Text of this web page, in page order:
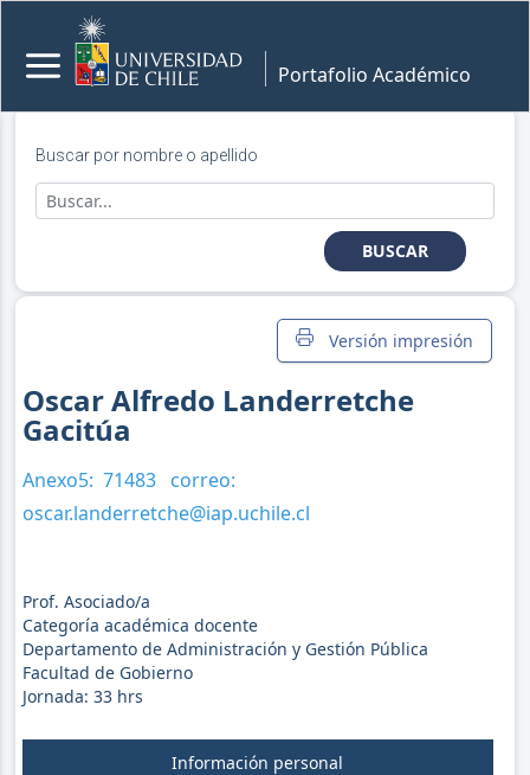
Portafolio Académico
Buscar por nombre o apellido
BUSCAR
Versión impresión
Oscar Alfredo Landerretche
Gacitúa
Anexo5: 71483
correo:
oscar.landerretche@iap.uchile.cl
Prof. Asociado/a
Categoría académica docente
Departamento de Administración y Gestión Pública
Facultad de Gobierno
Jornada: 33hrs
Información personal